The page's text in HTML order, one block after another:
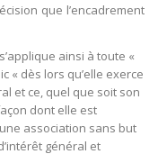
que l’encadrement
ainsi à toute «
« dès lors qu’elle exerce
et ce, quel que soit son
dont elle est
association sans but
général et